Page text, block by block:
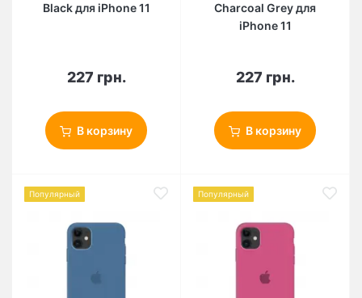
Black для iPhone 11
227 грн.
В корзину
Charcoal Grey для
iPhone 11
227 грн.
В корзину
Популярный Популярный